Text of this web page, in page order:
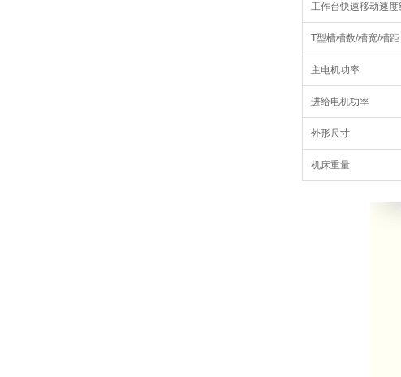
工作台快速移动速度
T型槽槽数/槽宽/槽距
主电机功率
进给电机功率
外形尺寸
机床重量